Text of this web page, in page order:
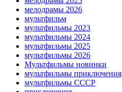
мелодрамы 2026
мультфильм
мультфильмы 2023
мультфильмы 2024
мультфильмы 2025
мультфильмы 2026
Мультфильмы новинки
мультфильмы приключения
мультфильмы СССР